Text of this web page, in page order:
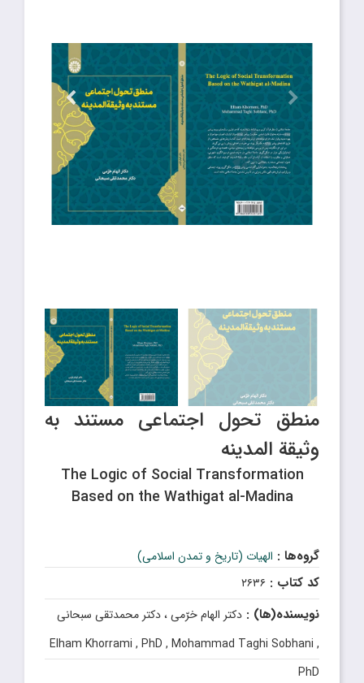
منطق تحول اجتماعی مستند به
وثیقة المدینه
The Logic of Social Transformation
Based on the Wathigat al-Madina
گروه‌ها : الهیات (تاریخ و تمدن اسلامی)
کد کتاب : ۲۶۳۶
نویسنده(ها) : دکتر الهام خرّمی ، دکتر محمدتقی سبحانی
Elham Khorrami , PhD , Mohammad Taghi Sobhani ,
PhD